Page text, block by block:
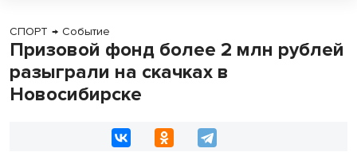
СПОРТ → Событие
Призовой фонд более 2 млн рублей
разыграли на скачках в
Новосибирске